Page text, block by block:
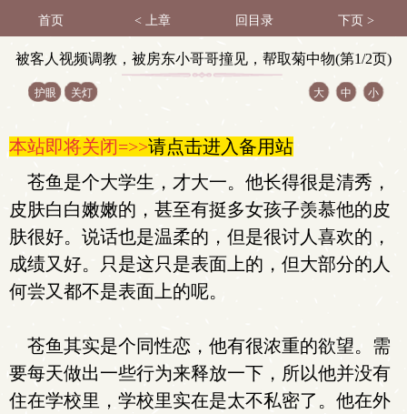
首页 < 上章 回目录 下页 >
被客人视频调教，被房东小哥哥撞见，帮取菊中物(第1/2页)
护眼 关灯 大 中 小
本站即将关闭=>>请点击进入备用站
苍鱼是个大学生，才大一。他长得很是清秀，
皮肤白白嫩嫩的，甚至有挺多女孩子羡慕他的皮
肤很好。说话也是温柔的，但是很讨人喜欢的，
成绩又好。只是这只是表面上的，但大部分的人
何尝又都不是表面上的呢。
苍鱼其实是个同性恋，他有很浓重的欲望。需
要每天做出一些行为来释放一下，所以他并没有
住在学校里，学校里实在是太不私密了。他在外